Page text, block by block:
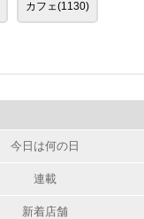
カフェ(1130)
今日は何の日
連載
新着店舗